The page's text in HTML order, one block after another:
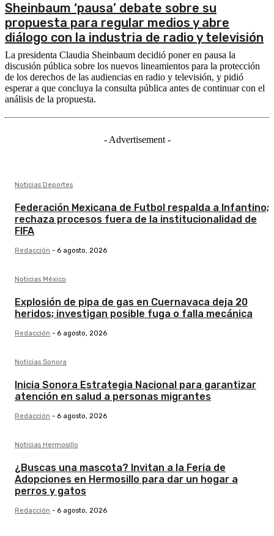
Sheinbaum ‘pausa’ debate sobre su
propuesta para regular medios y abre
diálogo con la industria de radio y televisión
La presidenta Claudia Sheinbaum decidió poner en pausa la
discusión pública sobre los nuevos lineamientos para la protección
de los derechos de las audiencias en radio y televisión, y pidió
esperar a que concluya la consulta pública antes de continuar con el
análisis de la propuesta.
- Advertisement -
Noticias Deportes
Federación Mexicana de Futbol respalda a Infantino;
rechaza procesos fuera de la institucionalidad de
FIFA
Redacción - 6 agosto, 2026
Noticias México
Explosión de pipa de gas en Cuernavaca deja 20
heridos; investigan posible fuga o falla mecánica
Redacción - 6 agosto, 2026
Noticias Sonora
Inicia Sonora Estrategia Nacional para garantizar
atención en salud a personas migrantes
Redacción - 6 agosto, 2026
Noticias Hermosillo
¿Buscas una mascota? Invitan a la Feria de
Adopciones en Hermosillo para dar un hogar a
perros y gatos
Redacción - 6 agosto, 2026